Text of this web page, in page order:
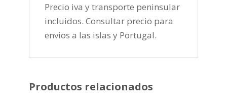
Precio iva y transporte peninsular
incluidos. Consultar precio para
envios a las islas y Portugal.
Productos relacionados